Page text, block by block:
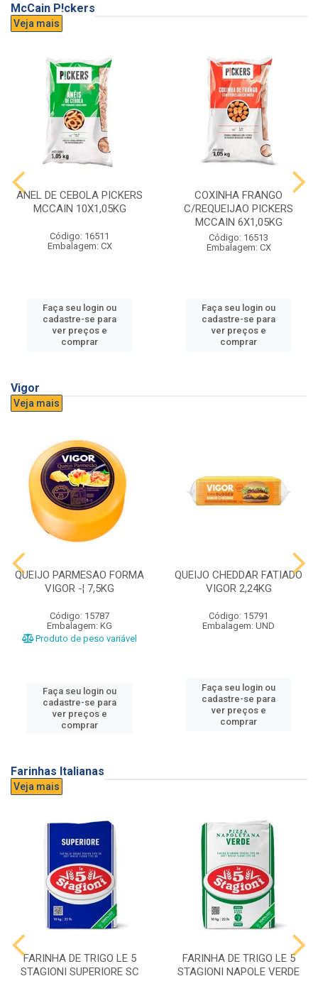
McCain P!ckers
Veja mais
ANEL DE CEBOLA PICKERS
MCCAIN 10X1,05KG
Código: 16511
Embalagem: CX
Faça seu login ou
cadastre-se para
ver preços e
comprar
COXINHA FRANGO
C/REQUEIJAO PICKERS
MCCAIN 6X1,05KG
Código: 16513
Embalagem: CX
Faça seu login ou
cadastre-se para
ver preços e
comprar
Vigor
Veja mais
QUEIJO PARMESAO FORMA
VIGOR -¦ 7,5KG
Código: 15787
Embalagem: KG
Produto de peso variável
Faça seu login ou
cadastre-se para
ver preços e
comprar
QUEIJO CHEDDAR FATIADO
VIGOR 2,24KG
Código: 15791
Embalagem: UND
Faça seu login ou
cadastre-se para
ver preços e
comprar
Farinhas Italianas
Veja mais
FARINHA DE TRIGO LE 5
STAGIONI SUPERIORE SC
FARINHA DE TRIGO LE 5
STAGIONI NAPOLE VERDE